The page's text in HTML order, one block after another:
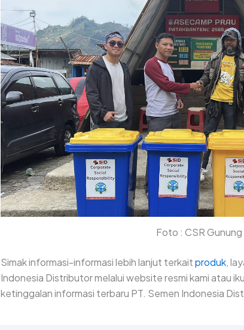
Foto : CSR Gunung
Simak informasi-informasi lebih lanjut terkaitproduk,
Indonesia Distributor melalui website resmi kami atau
ketinggalan informasi terbaru PT. Semen Indonesia